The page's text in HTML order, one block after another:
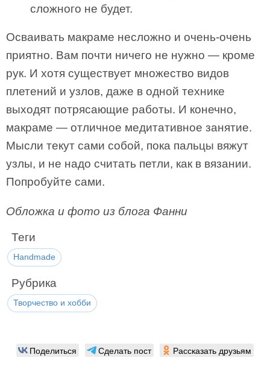
сложного не будет.
Осваивать макраме несложно и очень-очень
приятно. Вам почти ничего не нужно — кроме
рук. И хотя существует множество видов
плетений и узлов, даже в одной технике
выходят потрясающие работы. И конечно,
макраме — отличное медитативное занятие.
Мысли текут сами собой, пока пальцы вяжут
узлы, и не надо считать петли, как в вязании.
Попробуйте сами.
Обложка и фото из блога Фанни
Теги
Handmade
Рубрика
Творчество и хобби
Поделиться Сделать пост Рассказать друзьям